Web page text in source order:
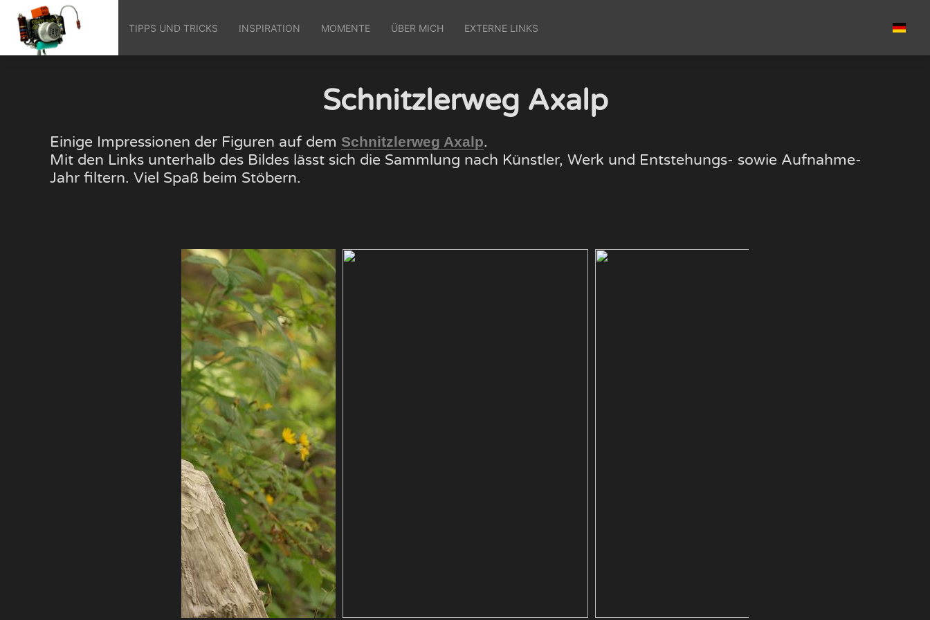
TIPPS UND TRICKS INSPIRATION MOMENTE ÜBER MICH EXTERNE LINKS
Schnitzlerweg Axalp
Einige Impressionen der Figuren auf dem Schnitzlerweg Axalp.
Mit den Links unterhalb des Bildes lässt sich die Sammlung nach Künstler, Werk und Entstehungs- sowie Aufnahme-
Jahr filtern. Viel Spaß beim Stöbern.